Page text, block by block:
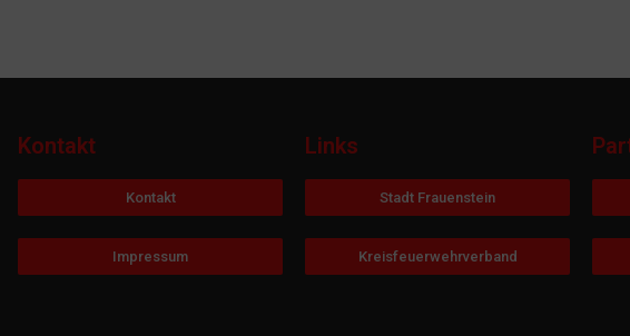
Kontakt
Kontakt
Impressum
Links
Stadt Frauenstein
Kreisfeuerwehrverband